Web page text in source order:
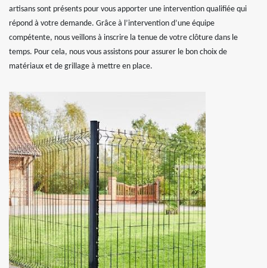
artisans sont présents pour vous apporter une intervention qualifiée qui
répond à votre demande. Grâce à l’intervention d’une équipe
compétente, nous veillons à inscrire la tenue de votre clôture dans le
temps. Pour cela, nous vous assistons pour assurer le bon choix de
matériaux et de grillage à mettre en place.